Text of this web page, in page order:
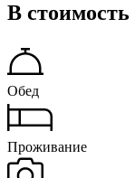
В
Обед
Проживание